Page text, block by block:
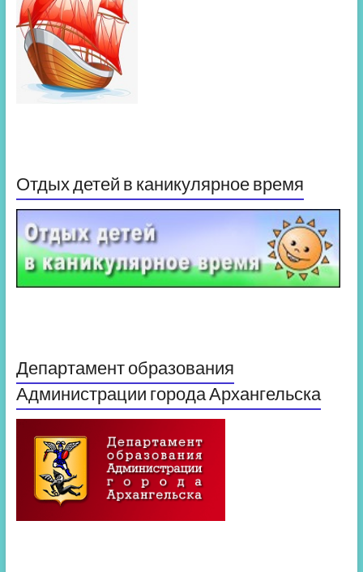
Отдых детей в каникулярное время
Департамент образования
Администрации города Архангельска